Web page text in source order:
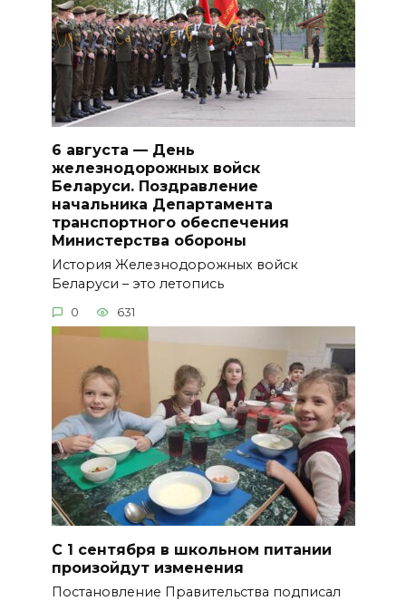
6 августа — День
железнодорожных войск
Беларуси. Поздравление
начальника Департамента
транспортного обеспечения
Министерства обороны
История Железнодорожных войск
Беларуси – это летопись
0 631
С 1 сентября в школьном питании
произойдут изменения
Постановление Правительства подписал